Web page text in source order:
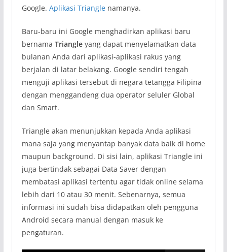
Google. Aplikasi Trianglenamanya.
Baru-baru ini Google menghadirkan aplikasi baru
bernama Triangleyang dapat menyelamatkan data
bulanan Anda dari aplikasi-aplikasi rakus yang
berjalan di latar belakang. Google sendiri tengah
menguji aplikasi tersebut di negara tetangga Filipina
dengan menggandeng dua operator seluler Global
dan Smart.
Triangle akan menunjukkan kepada Anda aplikasi
mana saja yang menyantap banyak data baik di home
maupun background. Di sisi lain, aplikasi Triangle ini
juga bertindak sebagai Data Saver dengan
membatasi aplikasi tertentu agar tidak online selama
lebih dari 10 atau 30 menit. Sebenarnya, semua
informasi ini sudah bisa didapatkan oleh pengguna
Android secara manual dengan masuk ke
pengaturan.